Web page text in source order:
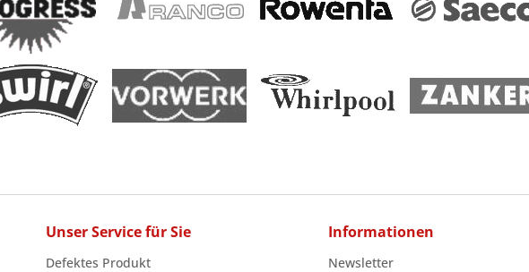
Unser Service für Sie
Defektes Produkt
Informationen
Newsletter